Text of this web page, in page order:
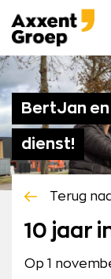
naar
content
Axxent
Groep
BertJan
dienst!
Terug
10 jaar
Op 1